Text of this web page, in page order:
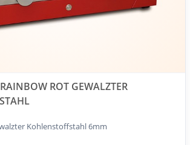
ROT GEWALZTER
Kohlenstoffstahl 6mm